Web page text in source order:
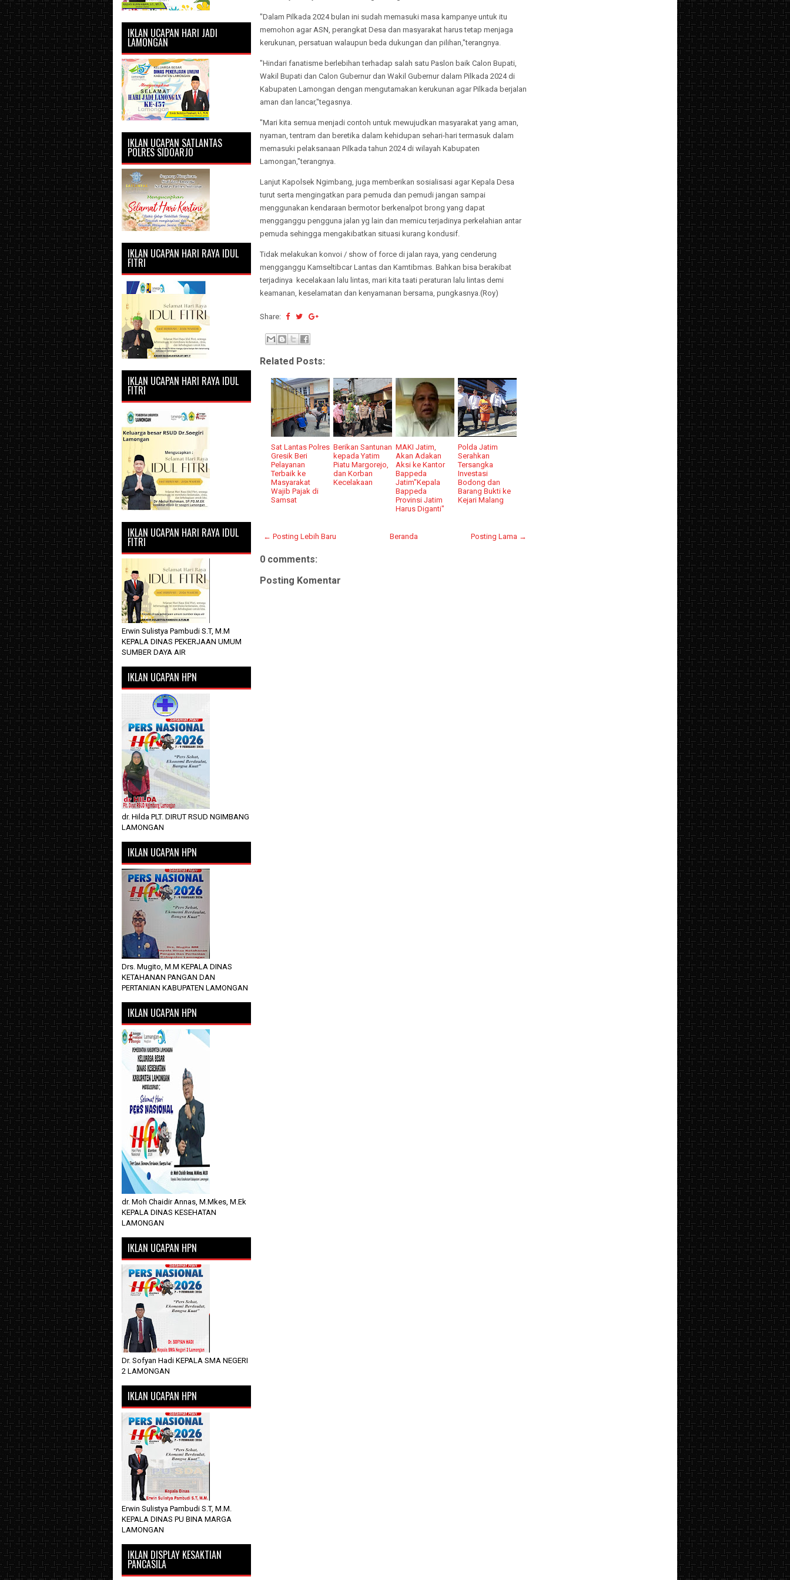
"Dalam Pilkada 2024 bulan ini sudah memasuki masa kampanye untuk itu
memohon agar ASN, perangkat Desa dan masyarakat harus tetap menjaga
kerukunan, persatuan walaupun beda dukungan dan pilihan,"terangnya.
"Hindari fanatisme berlebihan terhadap salah satu Paslon baik Calon Bupati,
Wakil Bupati dan Calon Gubernur dan Wakil Gubernur dalam Pilkada 2024 di
Kabupaten Lamongan dengan mengutamakan kerukunan agar Pilkada berjalan
aman dan lancar,"tegasnya.
"Mari kita semua menjadi contoh untuk mewujudkan masyarakat yang aman,
nyaman, tentram dan beretika dalam kehidupan sehari-hari termasuk dalam
memasuki pelaksanaan Pilkada tahun 2024 di wilayah Kabupaten
Lamongan,"terangnya.
Lanjut Kapolsek Ngimbang, juga memberikan sosialisasi agar Kepala Desa
turut serta mengingatkan para pemuda dan pemudi jangan sampai
menggunakan kendaraan bermotor berkenalpot brong yang dapat
mengganggu pengguna jalan yg lain dan memicu terjadinya perkelahian antar
pemuda sehingga mengakibatkan situasi kurang kondusif.
Tidak melakukan konvoi / show of force di jalan raya, yang cenderung
mengganggu Kamseltibcar Lantas dan Kamtibmas. Bahkan bisa berakibat
terjadinya kecelakaan lalu lintas, mari kita taati peraturan lalu lintas demi
keamanan, keselamatan dan kenyamanan bersama, pungkasnya.(Roy)
Share:
Related Posts:
Sat Lantas Polres
Gresik Beri
Pelayanan
Terbaik ke
Masyarakat
Wajib Pajak di
Samsat
Berikan Santunan
kepada Yatim
Piatu Margorejo,
dan Korban
Kecelakaan
MAKI Jatim,
Akan Adakan
Aksi ke Kantor
Bappeda
Jatim"Kepala
Bappeda
Provinsi Jatim
Harus Diganti"
Polda Jatim
Serahkan
Tersangka
Investasi
Bodong dan
Barang Bukti ke
Kejari Malang
← Posting Lebih Baru Posting Lama →
Beranda
0 comments:
Posting Komentar
IKLAN UCAPAN HARI JADI
LAMONGAN
IKLAN UCAPAN SATLANTAS
POLRES SIDOARJO
IKLAN UCAPAN HARI RAYA IDUL
FITRI
IKLAN UCAPAN HARI RAYA IDUL
FITRI
IKLAN UCAPAN HARI RAYA IDUL
FITRI
Erwin Sulistya Pambudi S.T, M.M
KEPALA DINAS PEKERJAAN UMUM
SUMBER DAYA AIR
IKLAN UCAPAN HPN
dr. Hilda PLT. DIRUT RSUD NGIMBANG
LAMONGAN
IKLAN UCAPAN HPN
Drs. Mugito, M.M KEPALA DINAS
KETAHANAN PANGAN DAN
PERTANIAN KABUPATEN LAMONGAN
IKLAN UCAPAN HPN
dr. Moh Chaidir Annas, M.Mkes, M.Ek
KEPALA DINAS KESEHATAN
LAMONGAN
IKLAN UCAPAN HPN
Dr. Sofyan Hadi KEPALA SMA NEGERI
2 LAMONGAN
IKLAN UCAPAN HPN
Erwin Sulistya Pambudi S.T, M.M.
KEPALA DINAS PU BINA MARGA
LAMONGAN
IKLAN DISPLAY KESAKTIAN
PANCASILA